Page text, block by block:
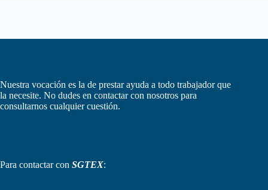
Nuestra vocación es la de prestar ayuda a todo trabajador que
la necesite. No dudes en contactar con nosotros para
consultarnos cualquier cuestión.
Para contactar con SGTEX: